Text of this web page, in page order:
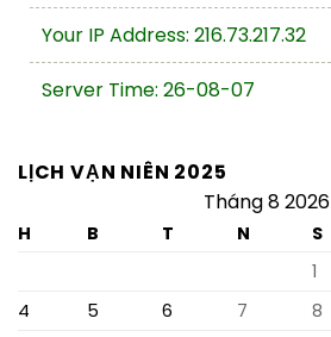
Your IP Address: 216.73.217.32
Server Time: 26-08-07
LỊCH VẠN NIÊN 2025
Tháng 8 2026
H B T N S
1
4
5 6 7 8